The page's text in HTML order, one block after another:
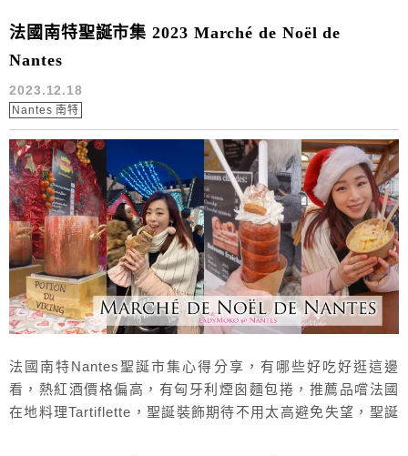
法國南特聖誕市集 2023 Marché de Noël de
Nantes
2023.12.18
Nantes 南特
法國南特Nantes聖誕市集心得分享，有哪些好吃好逛這邊
看，熱紅酒價格偏高，有匈牙利煙囪麵包捲，推薦品嚐法國
在地料理Tartiflette，聖誕裝飾期待不用太高避免失望，聖誕